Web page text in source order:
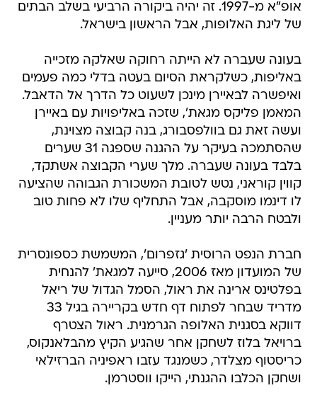
אופ"א מ-1997. זה יהיה ביקורה הרביעי בשלב הבתים
של ליגת האלופות, אבל הראשון בישראל.
בעונה שעברה לא הייתה רחוקה שאלקה מזכייה
באליפות, כשלקראת הסיום בעטה בדלי כמה פעמים
ואיפשרה לבאיירן מינכן לשעוט כל הדרך אל הדאבל.
המאמן פליקס מגאת', שזכה באליפויות עם באיירן
ועשה זאת גם בוולפסבורג, בנה קבוצה מצוינת,
שהסתמכה בעיקר על ההגנה שספגה 31 שערים
בלבד בעונה שעברה. מלך שערי הקבוצה אשתקד,
קווין קוראני, נטש לטובת המשכורת הגבוהה שהציעה
לו דינמו מוסקבה, אבל התחליף שלו לא פחות טוב
ולבטח הרבה יותר מעניין.
חברת הנפט הרוסית 'גזפרום', המשמשת כספונסרית
של המועדון מאז 2006, סייעה למגאת' להנחית
בפלטינס ארינה את ראול, הסמל הגדול של ריאל
מדריד שבחר לפתוח דף חדש בקריירה בגיל 33
דווקא בסגנית האלופה הגרמנית. ראול הצטרף
ברויאל בלוז לשחקן אחר שהגיע הקיץ מהבלאנקוס,
כריסטוף מצלדר, כשמנגד עזבו ראפיניה הברזילאי
ושחקן הכלבו ההגנתי, הייקו ווסטרמן.